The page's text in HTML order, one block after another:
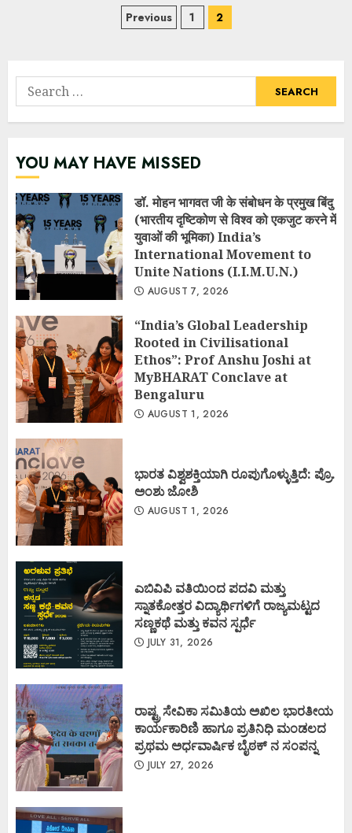
Posts
Previous 1 2
Search
for:
YOU MAY HAVE MISSED
डॉ. मोहन भागवत जी के संबोधन के प्रमुख बिंदु
(भारतीय दृष्टिकोण से विश्व को एकजुट करने में
युवाओं की भूमिका) India’s
International Movement to
Unite Nations (I.I.M.U.N.)
AUGUST 7, 2026
“India’s Global Leadership
Rooted in Civilisational
Ethos”: Prof Anshu Joshi at
MyBHARAT Conclave at
Bengaluru
AUGUST 1, 2026
ಭಾರತ ವಿಶ್ವಶಕ್ತಿಯಾಗಿ ರೂಪುಗೊಳ್ಳುತ್ತಿದೆ: ಪ್ರೊ.
ಅಂಶು ಜೋಶಿ
AUGUST 1, 2026
ಎಬಿವಿಪಿ ವತಿಯಿಂದ ಪದವಿ ಮತ್ತು
ಸ್ನಾತಕೋತ್ತರ ವಿದ್ಯಾರ್ಥಿಗಳಿಗೆ ರಾಜ್ಯಮಟ್ಟದ
ಸಣ್ಣಕಥೆ ಮತ್ತು ಕವನ ಸ್ಪರ್ಧೆ
JULY 31, 2026
ರಾಷ್ಟ್ರ ಸೇವಿಕಾ ಸಮಿತಿಯ ಅಖಿಲ ಭಾರತೀಯ
ಕಾರ್ಯಕಾರಿಣಿ ಹಾಗೂ ಪ್ರತಿನಿಧಿ ಮಂಡಲದ
ಪ್ರಥಮ ಅರ್ಧವಾರ್ಷಿಕ ಬೈಠಕ್ ನ ಸಂಪನ್ನ
JULY 27, 2026